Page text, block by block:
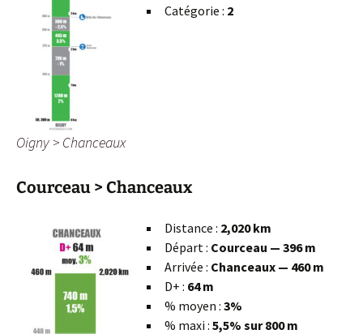
Oigny > Chanceaux
Catégorie : 2
Courceau > Chanceaux
Distance : 2,020 km
Départ : Courceau — 396 m
Arrivée : Chanceaux — 460 m
D+ : 64 m
% moyen : 3%
% maxi : 5,5% sur 800 m